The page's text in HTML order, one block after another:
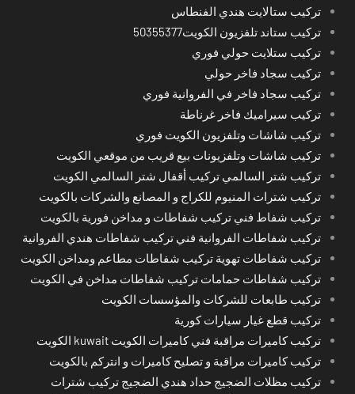
تركيب ستالايت هندي الفنطاس
تركيب ستاند تلفزيون الكويت50355377
تركيب ستلايت حولي فوري
تركيب سجاد فاخر حولي
تركيب سجاد فاخر في الفروانية فوري
تركيب سيراميك فاخر غرناطة
تركيب شاشات وتلفزيون الكويت فوري
تركيب شاشات وتلفزيونات بيع قريب من موقعي الكويت
تركيب شتر السالمي تركيب أقفال شتر السالمي الكويت
تركيب شترات المنيوم للكراج و المصانع والشركات بالكويت
تركيب شفاط فني تركيب شفاطات و مداخن فورية بالكويت
تركيب شفاطات الفروانية فني تركيب شفاطات هندي الفروانية
تركيب شفاطات تهوية تركيب شفاطات مطاعم ومداخن الكويت
تركيب شفاطات حمامات تركيب شفاطات مداخن في الكويت
تركيب طابعات للشركات والمؤسسات الكويت
تركيب قطع غيار سيارات كورية
تركيب كاميرات مراقبة فني كاميرات الكويت kuwait الكويت
تركيب كاميرات مراقبة و تصليح كاميرات و انتركم بالكويت
تركيب مظلات الضجيج حداد هندي الضجيج تركيب شترات